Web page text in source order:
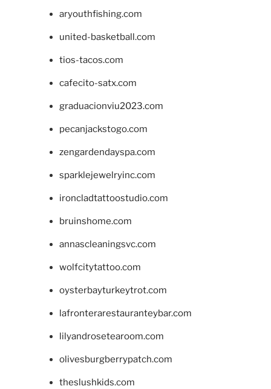
aryouthfishing.com
united-basketball.com
tios-tacos.com
cafecito-satx.com
graduacionviu2023.com
pecanjackstogo.com
zengardendayspa.com
sparklejewelryinc.com
ironcladtattoostudio.com
bruinshome.com
annascleaningsvc.com
wolfcitytattoo.com
oysterbayturkeytrot.com
lafronterarestauranteybar.com
lilyandrosetearoom.com
olivesburgberrypatch.com
theslushkids.com